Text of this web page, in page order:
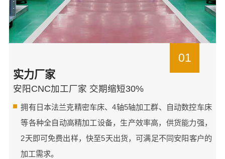
01
实力厂家
安阳CNC加工厂家 交期缩短30%
拥有日本法兰克精密车床、4轴5轴加工群、自动数控车床
等各种全自动高精加工设备，生产效率高，供货能力强，
2天即可免费出样，快至5天出货，可满足不同安阳客户的
加工需求。